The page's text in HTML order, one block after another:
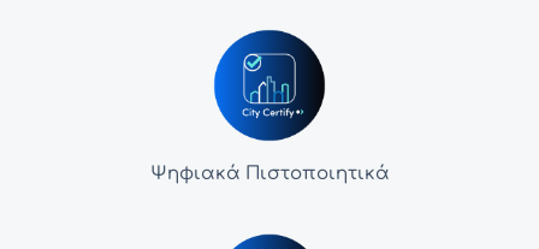
Ψηφιακά Πιστοποιητικά